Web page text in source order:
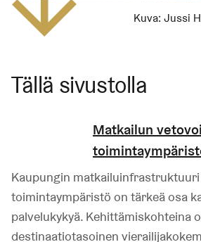
Kuva:Jussi
Tällä sivustolla
Matkailun
Kaupungin matkailuinfrastruktuuri
toimintaympäristö on tärkeä osa
palvelukykyä. Kehittämiskohteina
destinaatiotasoinen